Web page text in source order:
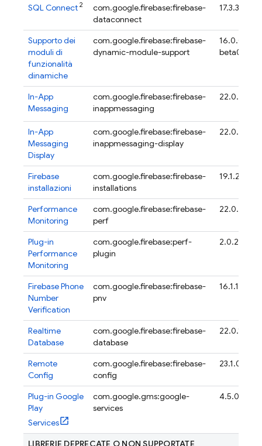
SQL Connect 2
com.google.firebase:firebase-
dataconnect
17.3.3
Supporto dei
moduli di
funzionalità
dinamiche
com.google.firebase:firebase-
dynamic-module-support
16.0.0-
beta04
In-App
Messaging
com.google.firebase:firebase-
inappmessaging
22.0.3
In-App
Messaging
Display
com.google.firebase:firebase-
inappmessaging-display
22.0.3
Firebase
installazioni
com.google.firebase:firebase-
installations
19.1.2
Performance
Monitoring
com.google.firebase:firebase-
perf
22.0.6
Plug-in
Performance
Monitoring
com.google.firebase:perf-
plugin
2.0.2
Firebase Phone
Number
Verification
com.google.firebase:firebase-
pnv
16.1.1
Realtime
Database
com.google.firebase:firebase-
database
22.0.1
Remote
Config
com.google.firebase:firebase-
config
23.1.0
Plug-in Google
Play
Services
com.google.gms:google-
services
4.5.0
LIBRERIE DEPRECATE O NON SUPPORTATE